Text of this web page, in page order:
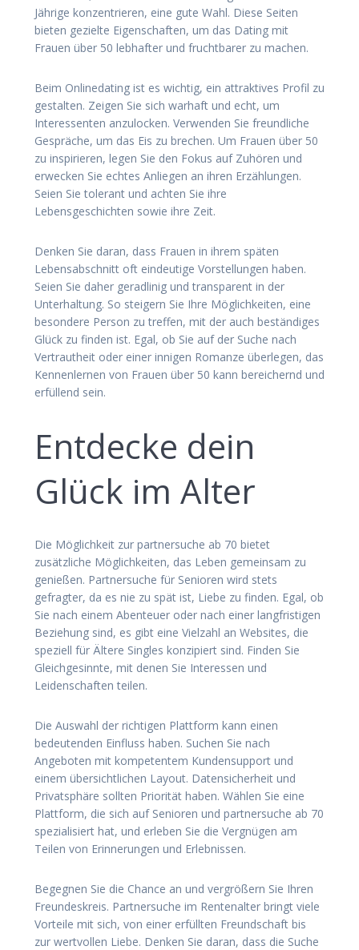
Jährige konzentrieren, eine gute Wahl. Diese Seiten
bieten gezielte Eigenschaften, um das Dating mit
Frauen über 50 lebhafter und fruchtbarer zu machen.
Beim Onlinedating ist es wichtig, ein attraktives Profil zu
gestalten. Zeigen Sie sich warhaft und echt, um
Interessenten anzulocken. Verwenden Sie freundliche
Gespräche, um das Eis zu brechen. Um Frauen über 50
zu inspirieren, legen Sie den Fokus auf Zuhören und
erwecken Sie echtes Anliegen an ihren Erzählungen.
Seien Sie tolerant und achten Sie ihre
Lebensgeschichten sowie ihre Zeit.
Denken Sie daran, dass Frauen in ihrem späten
Lebensabschnitt oft eindeutige Vorstellungen haben.
Seien Sie daher geradlinig und transparent in der
Unterhaltung. So steigern Sie Ihre Möglichkeiten, eine
besondere Person zu treffen, mit der auch beständiges
Glück zu finden ist. Egal, ob Sie auf der Suche nach
Vertrautheit oder einer innigen Romanze überlegen, das
Kennenlernen von Frauen über 50 kann bereichernd und
erfüllend sein.
Entdecke dein
Glück im Alter
Die Möglichkeit zur partnersuche ab 70 bietet
zusätzliche Möglichkeiten, das Leben gemeinsam zu
genießen. Partnersuche für Senioren wird stets
gefragter, da es nie zu spät ist, Liebe zu finden. Egal, ob
Sie nach einem Abenteuer oder nach einer langfristigen
Beziehung sind, es gibt eine Vielzahl an Websites, die
speziell für Ältere Singles konzipiert sind. Finden Sie
Gleichgesinnte, mit denen Sie Interessen und
Leidenschaften teilen.
Die Auswahl der richtigen Plattform kann einen
bedeutenden Einfluss haben. Suchen Sie nach
Angeboten mit kompetentem Kundensupport und
einem übersichtlichen Layout. Datensicherheit und
Privatsphäre sollten Priorität haben. Wählen Sie eine
Plattform, die sich auf Senioren und partnersuche ab 70
spezialisiert hat, und erleben Sie die Vergnügen am
Teilen von Erinnerungen und Erlebnissen.
Begegnen Sie die Chance an und vergrößern Sie Ihren
Freundeskreis. Partnersuche im Rentenalter bringt viele
Vorteile mit sich, von einer erfüllten Freundschaft bis
zur wertvollen Liebe. Denken Sie daran, dass die Suche